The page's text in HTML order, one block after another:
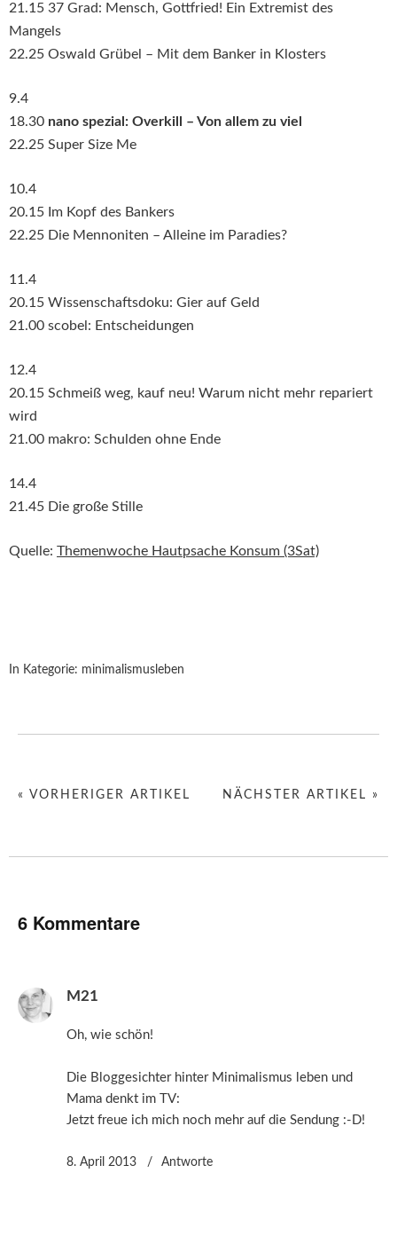
21.15 37 Grad: Mensch, Gottfried! Ein Extremist des
Mangels
22.25 Oswald Grübel – Mit dem Banker in Klosters
9.4
18.30 nano spezial: Overkill – Von allem zu viel
22.25 Super Size Me
10.4
20.15 Im Kopf des Bankers
22.25 Die Mennoniten – Alleine im Paradies?
11.4
20.15 Wissenschaftsdoku: Gier auf Geld
21.00 scobel: Entscheidungen
12.4
20.15 Schmeiß weg, kauf neu! Warum nicht mehr repariert
wird
21.00 makro: Schulden ohne Ende
14.4
21.45 Die große Stille
Quelle: Themenwoche Hautpsache Konsum (3Sat)
In Kategorie: minimalismusleben
NÄCHSTER ARTIKEL »
« VORHERIGER ARTIKEL
6 Kommentare
M21
Oh, wie schön!
Die Bloggesichter hinter Minimalismus leben und
Mama denkt im TV:
Jetzt freue ich mich noch mehr auf die Sendung :-D!
8. April 2013 Antworte